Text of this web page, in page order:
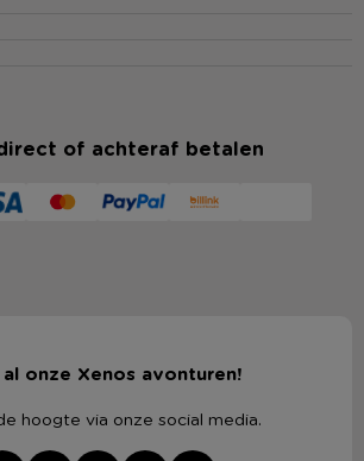
of achteraf betalen
onze Xenos avonturen!
hoogte via onze social media.